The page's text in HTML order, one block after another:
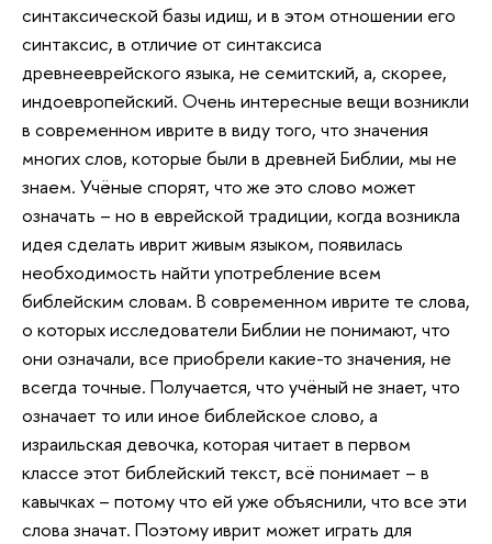
синтаксической базы идиш, и в этом отношении его
синтаксис, в отличие от синтаксиса
древнееврейского языка, не семитский, а, скорее,
индоевропейский. Очень интересные вещи возникли
в современном иврите в виду того, что значения
многих слов, которые были в древней Библии, мы не
знаем. Учёные спорят, что же это слово может
означать – но в еврейской традиции, когда возникла
идея сделать иврит живым языком, появилась
необходимость найти употребление всем
библейским словам. В современном иврите те слова,
о которых исследователи Библии не понимают, что
они означали, все приобрели какие-то значения, не
всегда точные. Получается, что учёный не знает, что
означает то или иное библейское слово, а
израильская девочка, которая читает в первом
классе этот библейский текст, всё понимает – в
кавычках – потому что ей уже объяснили, что все эти
слова значат. Поэтому иврит может играть для